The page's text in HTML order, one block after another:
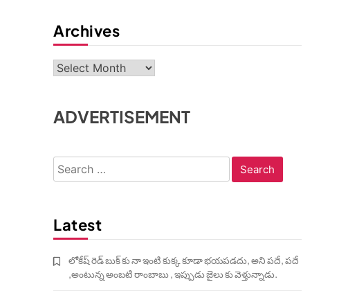
Archives
Archives
ADVERTISEMENT
Search
for:
Latest
లోకేష్ రెడ్ బుక్ కు నా ఇంటి కుక్క కూడా భయపడదు, అని పదే, పదే
,అంటున్న అంబటి రాంబాబు , ఇప్పుడు జైలు కు వెళ్తున్నాడు.